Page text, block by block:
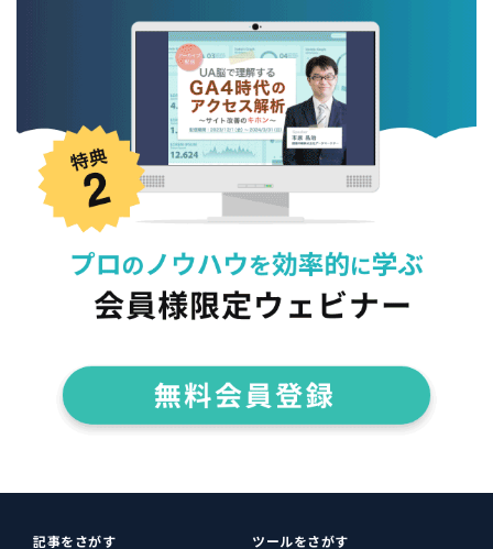
記事をさがす
ツールをさがす